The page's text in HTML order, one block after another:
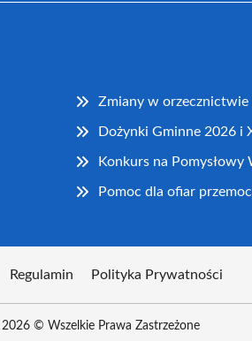
Zmiany w orzecznictwie
Dożynki Gminne 2026 i
Konkurs na
Pomoc dla ofiar
Regulamin Polityka Prywatności
© Wszelkie Prawa Zastrzeżone